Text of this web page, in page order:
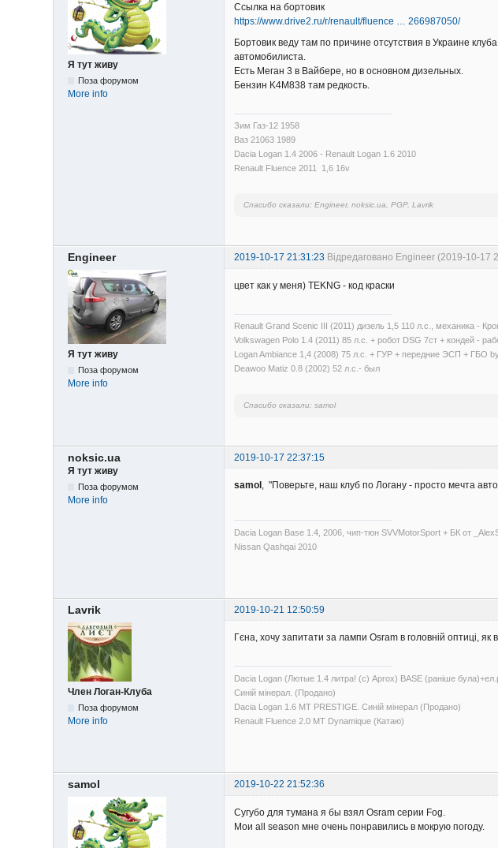
Я тут живу
Поза форумом
More info
Ссылка на бортовик
https://www.drive2.ru/r/renault/fluence … 266987050/
Бортовик веду там по причине отсутствия в Украине
автомобилиста.
Есть Меган 3 в Вайбере, но в основном дизельных.
Бензин K4M838 там редкость.
Зим Газ-12 1958
Ваз 21063 1989
Dacia Logan 1.4 2006 - Renault Logan 1.6 2010
Renault Fluence 2011 1,6 16v
Спасибо сказали:Engineer, noksic.ua, PGP, Lavrik
Engineer 2019-10-17 21:31:23 Відредаговано Engineer (2019-10-17
Я тут живу
Поза форумом
More info
цвет как у меня) TEKNG - код краски
Renault Grand Scenic ІІІ (2011) дизель 1,5 110 л.с., механика -
Volkswagen Polo 1.4 (2011) 85 л.с. + робот DSG 7ст + кондей -
Logan Ambiance 1,4 (2008) 75 л.с. + ГУР + передние ЭСП + ГБО
Deawoo Matiz 0.8 (2002) 52 л.с.- был
Спасибо сказали: samol
noksic.ua
2019-10-17 22:37:15
Я тут живу
Поза форумом
More info
samol , "Поверьте, наш клуб по Логану - просто мечта
Dacia Logan Base 1.4, 2006, чип-тюн SVVMotorSport + БК от
Nissan Qashqai 2010
Lavrik 2019-10-21 12:50:59
Член Логан-Клуба
Поза форумом
More info
Гєна, хочу запитати за лампи Osram в головній оптиці,
Dacia Logan (Лютые 1.4 литра! (с) Aprox) BASE (раніше
Синій мінерал. (Продано)
Dacia Logan 1.6 MT PRESTIGE. Синій мінерал (Продано)
Renault Fluence 2.0 MT Dynamique (Катаю)
samol 2019-10-22 21:52:36
Сугубо для тумана я бы взял Osram серии Fog.
Мои all season мне очень понравились в мокрую погоду.